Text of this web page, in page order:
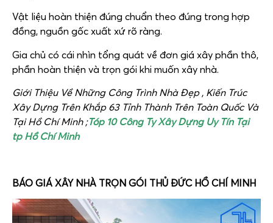
Vật liệu hoàn thiện đúng chuẩn theo đúng trong hợp
đồng, nguồn gốc xuất xứ rõ ràng.
Gia chủ có cái nhìn tổng quát về đơn giá xây phần thô,
phần hoàn thiện và trọn gói khi muốn xây nhà.
Giới Thiệu Về Những Công Trình Nhà Đẹp , Kiến Trúc
Xây Dựng Trên Khắp 63 Tỉnh Thành Trên Toàn Quốc Và
Tại Hồ Chí Minh ;Tóp 10 Công Ty Xây Dựng Uy Tín Tại
tp Hồ Chí Minh
BÁO GIÁ XÂY NHÀ TRỌN GÓI THỦ ĐỨC HỒ CHÍ MINH